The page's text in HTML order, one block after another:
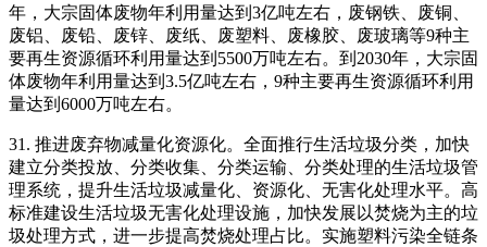
年，大宗固体废物年利用量达到3亿吨左右，废钢铁、废铜、
废铝、废铅、废锌、废纸、废塑料、废橡胶、废玻璃等9种主
要再生资源循环利用量达到5500万吨左右。到2030年，大宗固
体废物年利用量达到3.5亿吨左右，9种主要再生资源循环利用
量达到6000万吨左右。
31. 推进废弃物减量化资源化。全面推行生活垃圾分类，加快
建立分类投放、分类收集、分类运输、分类处理的生活垃圾管
理系统，提升生活垃圾减量化、资源化、无害化处理水平。高
标准建设生活垃圾无害化处理设施，加快发展以焚烧为主的垃
圾处理方式，进一步提高焚烧处理占比。实施塑料污染全链条